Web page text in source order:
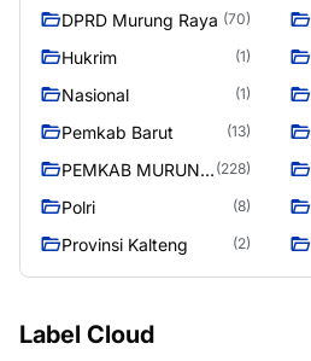
DPRD Murung Raya (70)
Hukrim (1)
Nasional (1)
Pemkab Barut (13)
PEMKAB MURUNG (228)
Polri (8)
Provinsi Kalteng (2)
Label Cloud